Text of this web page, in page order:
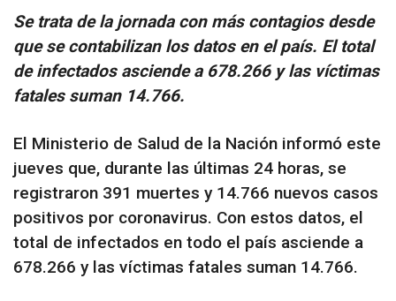
Se trata de la jornada con más contagios desde
que se contabilizan los datos en el país. El total
de infectados asciende a 678.266 y las víctimas
fatales suman 14.766.
El Ministerio de Salud de la Nación informó este
jueves que, durante las últimas 24 horas, se
registraron 391 muertes y 14.766 nuevos casos
positivos por coronavirus. Con estos datos, el
total de infectados en todo el país asciende a
678.266 y las víctimas fatales suman 14.766.